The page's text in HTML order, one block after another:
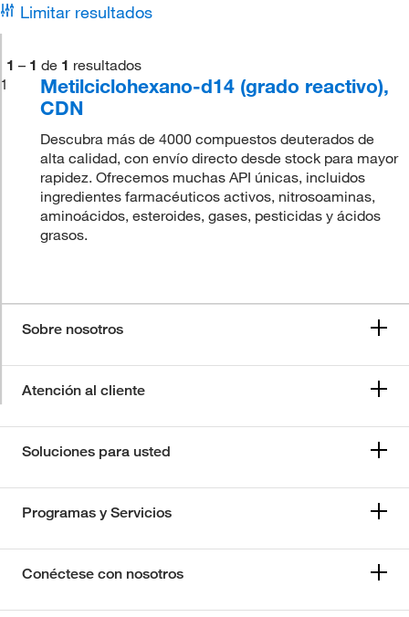
Limitar resultados
1 – 1 de 1 resultados
1
Metilciclohexano-d14 (grado reactivo),
CDN
Descubra más de 4000 compuestos deuterados de
alta calidad, con envío directo desde stock para mayor
rapidez. Ofrecemos muchas API únicas, incluidos
ingredientes farmacéuticos activos, nitrosoaminas,
aminoácidos, esteroides, gases, pesticidas y ácidos
grasos.
Sobre nosotros
Atención al cliente
Soluciones para usted
Programas y Servicios
Conéctese con nosotros